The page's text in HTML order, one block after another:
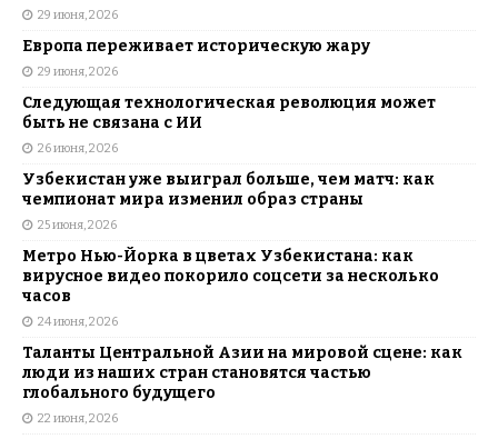
29 июня, 2026
Европа переживает историческую жару
29 июня, 2026
Следующая технологическая революция может
быть не связана с ИИ
26 июня, 2026
Узбекистан уже выиграл больше, чем матч: как
чемпионат мира изменил образ страны
25 июня, 2026
Метро Нью-Йорка в цветах Узбекистана: как
вирусное видео покорило соцсети за несколько
часов
24 июня, 2026
Таланты Центральной Азии на мировой сцене: как
люди из наших стран становятся частью
глобального будущего
22 июня, 2026